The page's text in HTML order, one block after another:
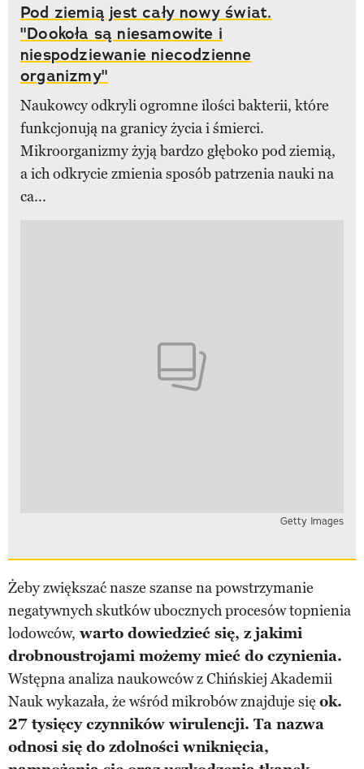
Pod ziemią jest cały nowy świat.
"Dookoła są niesamowite i
niespodziewanie niecodzienne
organizmy"
Naukowcy odkryli ogromne ilości bakterii, które
funkcjonują na granicy życia i śmierci.
Mikroorganizmy żyją bardzo głęboko pod ziemią,
a ich odkrycie zmienia sposób patrzenia nauki na
ca...
Getty Images
Żeby zwiększać nasze szanse na powstrzymanie
negatywnych skutków ubocznych procesów topnienia
lodowców, warto dowiedzieć się, z jakimi
drobnoustrojami możemy mieć do czynienia.
Wstępna analiza naukowców z Chińskiej Akademii
Nauk wykazała, że wśród mikrobów znajduje się ok.
27 tysięcy czynników wirulencji. Ta nazwa
odnosi się do zdolności wniknięcia,